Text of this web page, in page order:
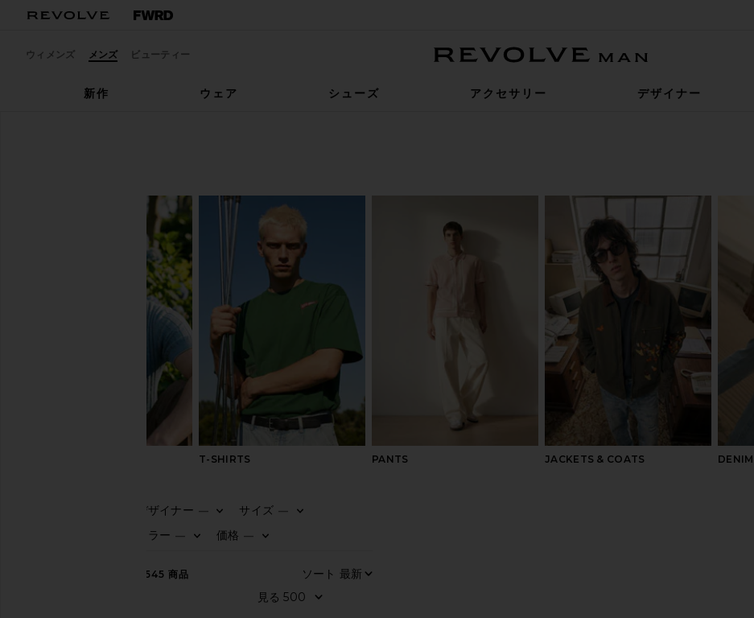
ウィメンズ メンズ ビューティー
新作
ウェア シューズ アクセサリー デザイナー
T-SHIRTS PANTS JACKETS & COATS DENIM
デザイナー —
サイズ —
カラー —
価格 —
1,545 商品
ソート